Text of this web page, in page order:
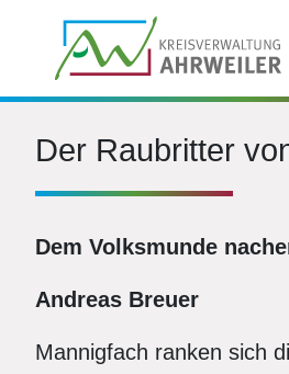
Der Raubritter
Dem Volksmunde
Andreas Breuer
Mannigfach ranken sich